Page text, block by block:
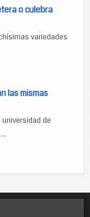
o culebra
variedades
las mismas
de